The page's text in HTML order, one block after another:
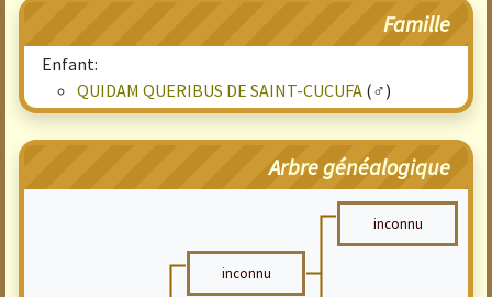
Famille
Enfant:
QUIDAM QUERIBUS DE SAINT-CUCUFA (♂)
Arbre généalogique
inconnu
inconnu